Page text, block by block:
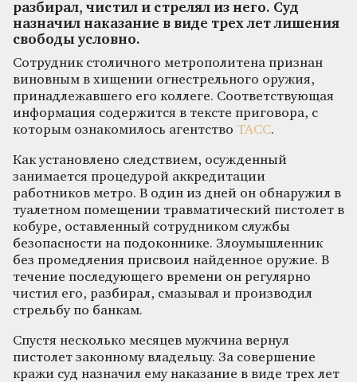
разбирал, чистил и стрелял из него. Суд
назначил наказание в виде трех лет лишения
свободы условно.
Сотрудник столичного метрополитена признан
виновным в хищении огнестрельного оружия,
принадлежавшего его коллеге. Соответствующая
информация содержится в тексте приговора, с
которым ознакомилось агентство ТАСС.
Как установлено следствием, осужденный
занимается процедурой аккредитации
работников метро. В один из дней он обнаружил в
туалетном помещении травматический пистолет в
кобуре, оставленный сотрудником службы
безопасности на подоконнике. Злоумышленник
без промедления присвоил найденное оружие. В
течение последующего времени он регулярно
чистил его, разбирал, смазывал и производил
стрельбу по банкам.
Спустя несколько месяцев мужчина вернул
пистолет законному владельцу. За совершение
кражи суд назначил ему наказание в виде трех лет